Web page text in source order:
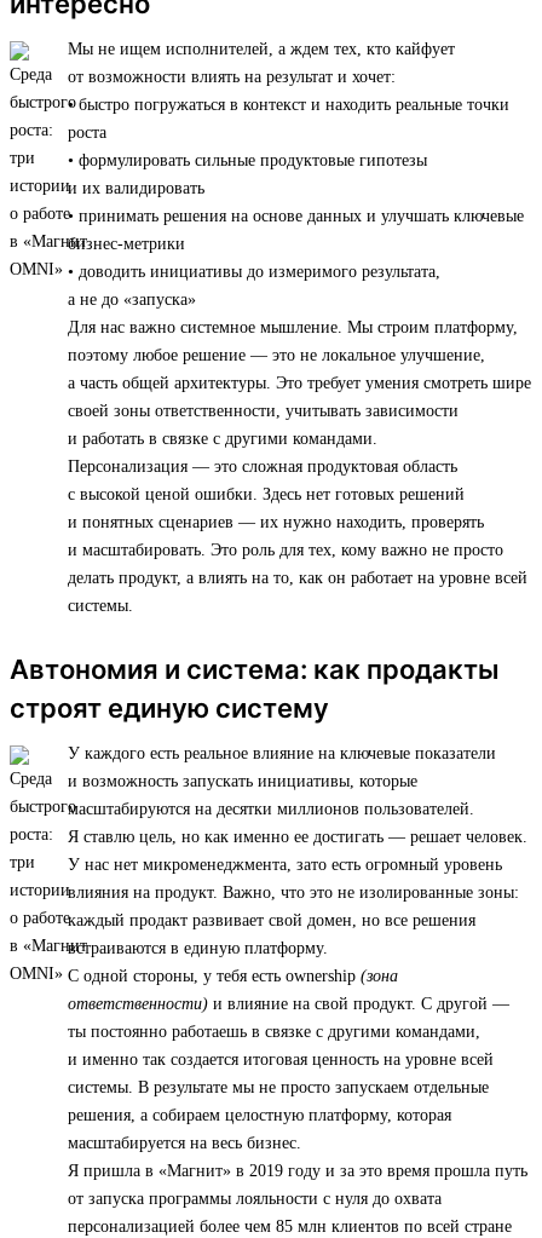
Мы не ищем исполнителей, а ждем тех, кто кайфует
от возможности влиять на результат и хочет:
• быстро погружаться в контекст и находить реальные точки
роста
• формулировать сильные продуктовые гипотезы
и их валидировать
• принимать решения на основе данных и улучшать ключевые
бизнес-метрики
• доводить инициативы до измеримого результата,
а не до «запуска»
Для нас важно системное мышление. Мы строим платформу,
поэтому любое решение — это не локальное улучшение,
а часть общей архитектуры. Это требует умения смотреть шире
своей зоны ответственности, учитывать зависимости
и работать в связке с другими командами.
Персонализация — это сложная продуктовая область
с высокой ценой ошибки. Здесь нет готовых решений
и понятных сценариев — их нужно находить, проверять
и масштабировать. Это роль для тех, кому важно не просто
делать продукт, а влиять на то, как он работает на уровне всей
системы.
Автономия и система: как продакты
строят единую систему
У каждого есть реальное влияние на ключевые показатели
и возможность запускать инициативы, которые
масштабируются на десятки миллионов пользователей.
Я ставлю цель, но как именно ее достигать — решает человек.
У нас нет микроменеджмента, зато есть огромный уровень
влияния на продукт. Важно, что это не изолированные зоны:
каждый продакт развивает свой домен, но все решения
встраиваются в единую платформу.
С одной стороны, у тебя есть ownership (зона
ответственности) и влияние на свой продукт. С другой —
ты постоянно работаешь в связке с другими командами,
и именно так создается итоговая ценность на уровне всей
системы. В результате мы не просто запускаем отдельные
решения, а собираем целостную платформу, которая
масштабируется на весь бизнес.
Я пришла в «Магнит» в 2019 году и за это время прошла путь
от запуска программы лояльности с нуля до охвата
персонализацией более чем 85 млн клиентов по всей стране